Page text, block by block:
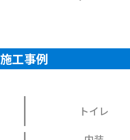
施工事例
トイレ